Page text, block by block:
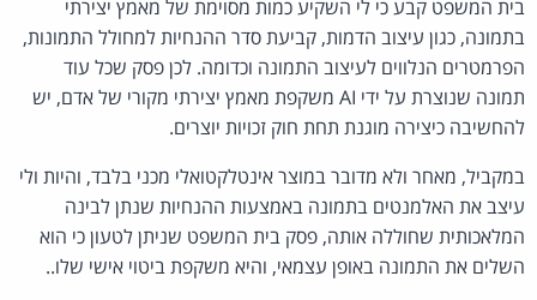
בית המשפט קבע כי לי השקיע כמות מסוימת של מאמץ יצירתי
בתמונה, כגון עיצוב הדמות, קביעת סדר ההנחיות למחולל התמונות,
הפרמטרים הנלווים לעיצוב התמונה וכדומה. לכן פסק שכל עוד
תמונה שנוצרת על ידי AI משקפת מאמץ יצירתי מקורי של אדם, יש
להחשיבה כיצירה מוגנת תחת חוק זכויות יוצרים.
במקביל, מאחר ולא מדובר במוצר אינטלקטואלי מכני בלבד, והיות ולי
עיצב את האלמנטים בתמונה באמצעות ההנחיות שנתן לבינה
המלאכותית שחוללה אותה, פסק בית המשפט שניתן לטעון כי הוא
השלים את התמונה באופן עצמאי, והיא משקפת ביטוי אישי שלו..